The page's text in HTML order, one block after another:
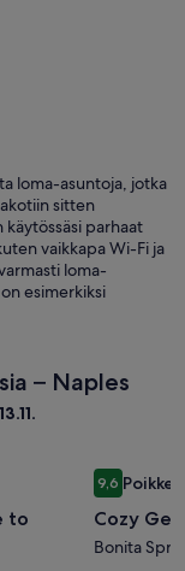
loma-asuntoja, jotka
sitten
käytössäsi parhaat
vaikkapa Wi-Fi ja
loma-
esimerkiksi
– Naples
to
Downtown. Pet
Cozy
9,69,6 kautta
Cozy
Bonita
Cozy